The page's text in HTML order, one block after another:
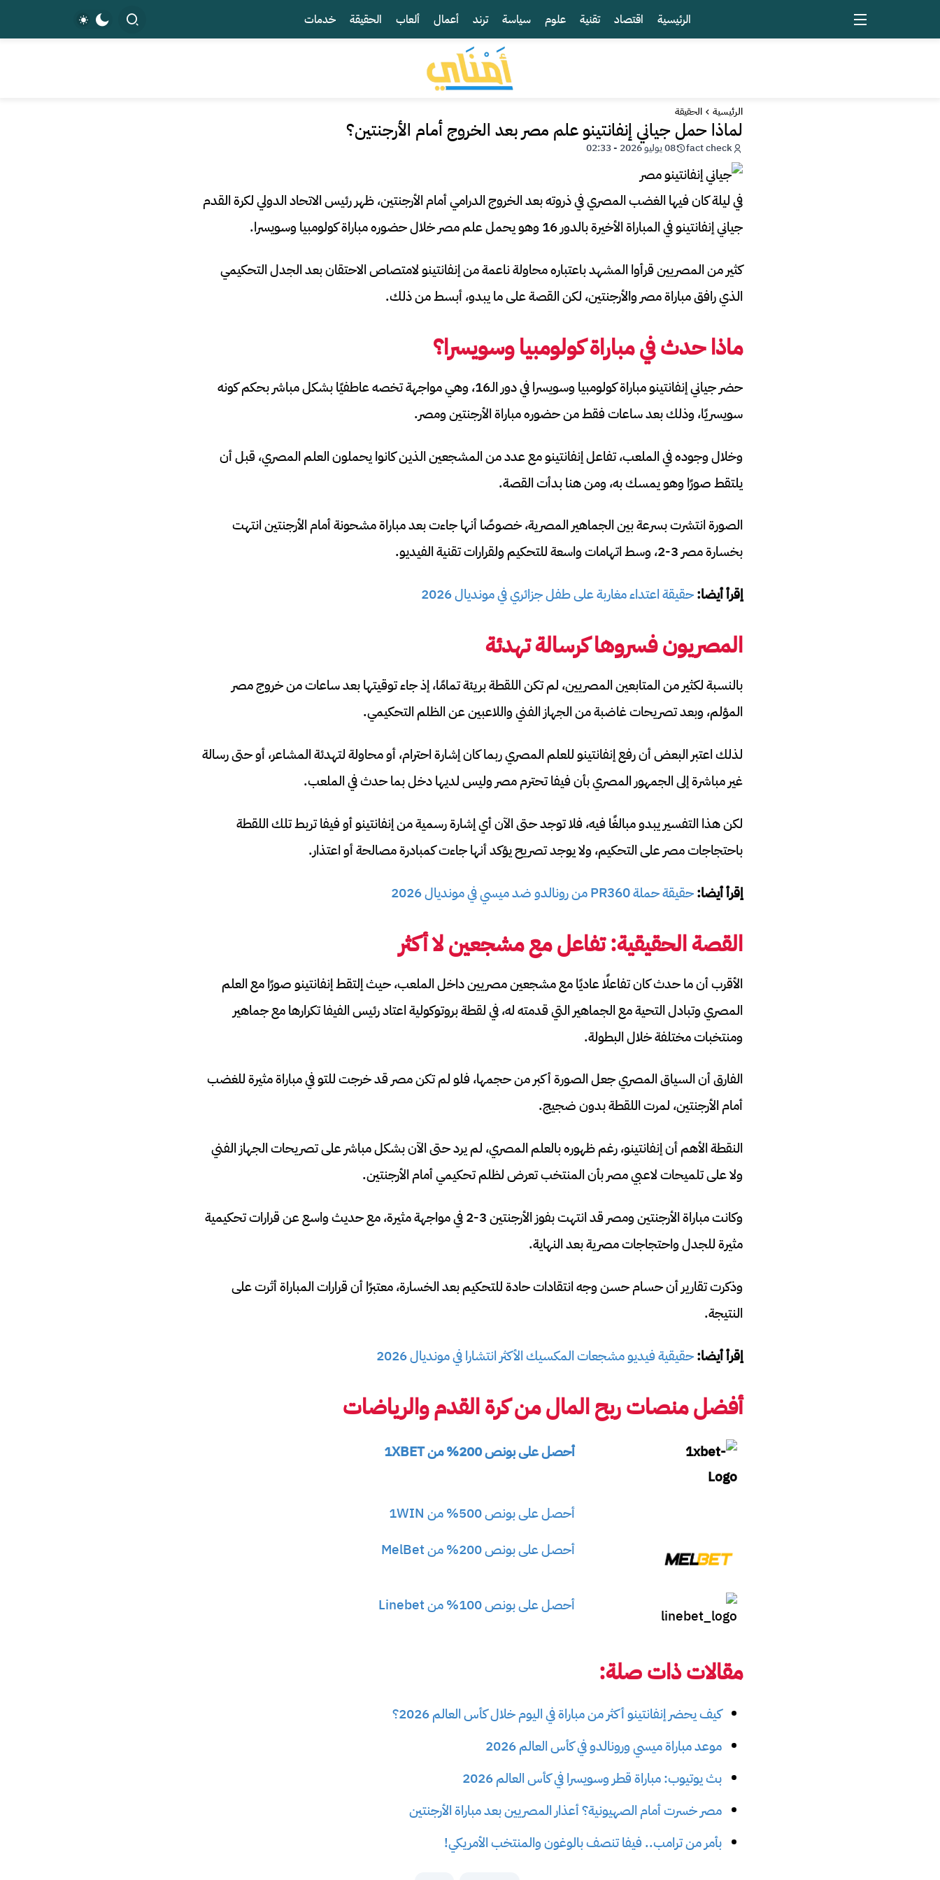
الرئيسية اقتصاد تقنية علوم سياسة ترند أعمال ألعاب الحقيقة خدمات
الرئيسية الحقيقة
لماذا حمل جياني إنفانتينو علم مصر بعد الخروج أمام الأرجنتين؟
fact check 08 يوليو 2026 - 02:33
في ليلة كان فيها الغضب المصري في ذروته بعد الخروج الدرامي أمام الأرجنتين، ظهر رئيس الاتحاد الدولي لكرة القدم
جياني إنفانتينو في المباراة الأخيرة بالدور 16 وهو يحمل علم مصر خلال حضوره مباراة كولومبيا وسويسرا.
كثير من المصريين قرأوا المشهد باعتباره محاولة ناعمة من إنفانتينو لامتصاص الاحتقان بعد الجدل التحكيمي
الذي رافق مباراة مصر والأرجنتين، لكن القصة على ما يبدو، أبسط من ذلك.
ماذا حدث في مباراة كولومبيا وسويسرا؟
حضر جياني إنفانتينو مباراة كولومبيا وسويسرا في دور الـ16، وهي مواجهة تخصه عاطفيًا بشكل مباشر بحكم كونه
سويسريًا، وذلك بعد ساعات فقط من حضوره مباراة الأرجنتين ومصر.
وخلال وجوده في الملعب، تفاعل إنفانتينو مع عدد من المشجعين الذين كانوا يحملون العلم المصري، قبل أن
يلتقط صورًا وهو يمسك به، ومن هنا بدأت القصة.
الصورة انتشرت بسرعة بين الجماهير المصرية، خصوصًا أنها جاءت بعد مباراة مشحونة أمام الأرجنتين انتهت
بخسارة مصر 3-2، وسط اتهامات واسعة للتحكيم ولقرارات تقنية الفيديو.
إقرأ أيضا:حقيقة اعتداء مغاربة على طفل جزائري في مونديال 2026
المصريون فسروها كرسالة تهدئة
بالنسبة لكثير من المتابعين المصريين، لم تكن اللقطة بريئة تمامًا، إذ جاء توقيتها بعد ساعات من خروج مصر
المؤلم، وبعد تصريحات غاضبة من الجهاز الفني واللاعبين عن الظلم التحكيمي.
لذلك اعتبر البعض أن رفع إنفانتينو للعلم المصري ربما كان إشارة احترام، أو محاولة لتهدئة المشاعر، أو حتى رسالة
غير مباشرة إلى الجمهور المصري بأن فيفا تحترم مصر وليس لديها دخل بما حدث في الملعب.
لكن هذا التفسير يبدو مبالغًا فيه، فلا توجد حتى الآن أي إشارة رسمية من إنفانتينو أو فيفا تربط تلك اللقطة
باحتجاجات مصر على التحكيم، ولا يوجد تصريح يؤكد أنها جاءت كمبادرة مصالحة أو اعتذار.
إقرأ أيضا:حقيقة حملة PR360 من رونالدو ضد ميسي في مونديال 2026
القصة الحقيقية: تفاعل مع مشجعين لا أكثر
الأقرب أن ما حدث كان تفاعلًا عاديًا مع مشجعين مصريين داخل الملعب، حيث إلتقط إنفانتينو صورًا مع العلم
المصري وتبادل التحية مع الجماهير التي قدمته له، في لقطة بروتوكولية اعتاد رئيس الفيفا تكرارها مع جماهير
ومنتخبات مختلفة خلال البطولة.
الفارق أن السياق المصري جعل الصورة أكبر من حجمها، فلو لم تكن مصر قد خرجت للتو في مباراة مثيرة للغضب
أمام الأرجنتين، لمرت اللقطة بدون ضجيج.
النقطة الأهم أن إنفانتينو، رغم ظهوره بالعلم المصري، لم يرد حتى الآن بشكل مباشر على تصريحات الجهاز الفني
ولا على تلميحات لاعبي مصر بأن المنتخب تعرض لظلم تحكيمي أمام الأرجنتين.
وكانت مباراة الأرجنتين ومصر قد انتهت بفوز الأرجنتين 3-2 في مواجهة مثيرة، مع حديث واسع عن قرارات تحكيمية
مثيرة للجدل واحتجاجات مصرية بعد النهاية.
وذكرت تقارير أن حسام حسن وجه انتقادات حادة للتحكيم بعد الخسارة، معتبرًا أن قرارات المباراة أثرت على
النتيجة.
إقرأ أيضا:حقيقية فيديو مشجعات المكسيك الأكثر انتشارا في مونديال 2026
أفضل منصات ربح المال من كرة القدم والرياضات
أحصل على بونص 200% من 1XBET
أحصل على بونص 500% من 1WIN
أحصل على بونص 200% من MelBet
أحصل على بونص 100% من Linebet
مقالات ذات صلة:
كيف يحضر إنفانتينو أكثر من مباراة في اليوم خلال كأس العالم 2026؟
موعد مباراة ميسي ورونالدو في كأس العالم 2026
بث يوتيوب: مباراة قطر وسويسرا في كأس العالم 2026
مصر خسرت أمام الصهيونية؟ أعذار المصريين بعد مباراة الأرجنتين
بأمر من ترامب.. فيفا تنصف بالوغون والمنتخب الأمريكي!